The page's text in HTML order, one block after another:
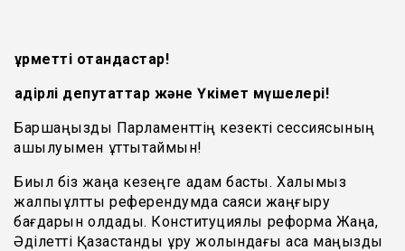
Құрметті отандастар!
Қадірлі депутаттар және Үкімет мүшелері!
Баршаңызды Парламенттің кезекті сессиясының
ашылуымен құттықтаймын!
Биыл біз жаңа кезеңге қадам бастық. Халқымыз
жалпыұлттық референдумда саяси жаңғыру
бағдарын қолдады. Конституциялық реформа Жаңа,
Әділетті Қазақстанды құру жолындағы аса маңызды